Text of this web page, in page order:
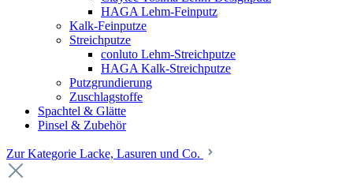
HAGA Lehm-Feinputz
Kalk-Feinputze
Streichputze
conluto Lehm-Streichputze
HAGA Kalk-Streichputze
Putzgrundierung
Zuschlagstoffe
Spachtel & Glätte
Pinsel & Zubehör
Zur Kategorie Lacke, Lasuren und Co.